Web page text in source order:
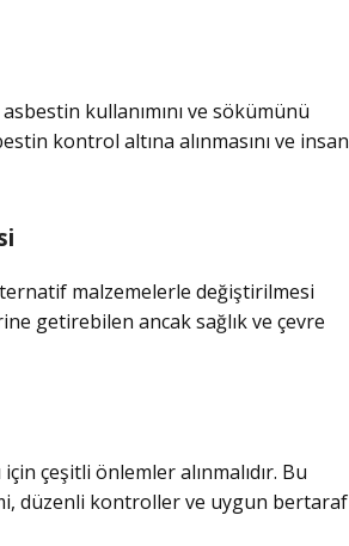
kullanımını ve sökümünü
kontrol altına alınmasını ve insan
malzemelerle değiştirilmesi
getirebilen ancak sağlık ve çevre
çeşitli önlemler alınmalıdır. Bu
düzenli kontroller ve uygun bertaraf